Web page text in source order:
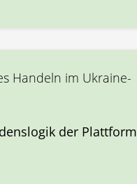
Handeln im Ukraine-
der Plattform